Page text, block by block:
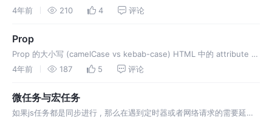
接给了初始数据 , 那么就需要自己做了
4年前 210 4 评论
Prop
Prop 的大小写 (camelCase vs kebab-case) HTML 中的 attribute 名
是大小写不敏感的，所以浏览器会把所有大写字符解释为小写字符。这
4年前 187 5 评论
微任务与宏任务
如果js任务都是同步进行 , 那么在遇到定时器或者网络请求的需要延迟